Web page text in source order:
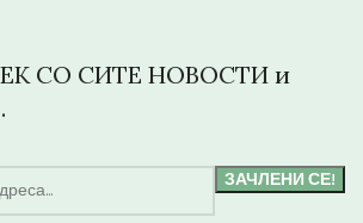
СО СИТЕ НОВОСТИ и